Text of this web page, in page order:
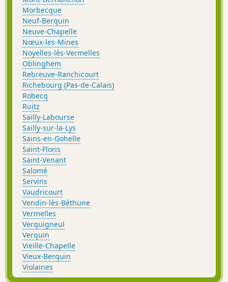
Morbecque
Neuf-Berquin
Neuve-Chapelle
Nœux-les-Mines
Noyelles-lès-Vermelles
Oblinghem
Rebreuve-Ranchicourt
Richebourg (Pas-de-Calais)
Robecq
Ruitz
Sailly-Labourse
Sailly-sur-la-Lys
Sains-en-Gohelle
Saint-Floris
Saint-Venant
Salomé
Servins
Vaudricourt
Vendin-lès-Béthune
Vermelles
Verquigneul
Verquin
Vieille-Chapelle
Vieux-Berquin
Violaines